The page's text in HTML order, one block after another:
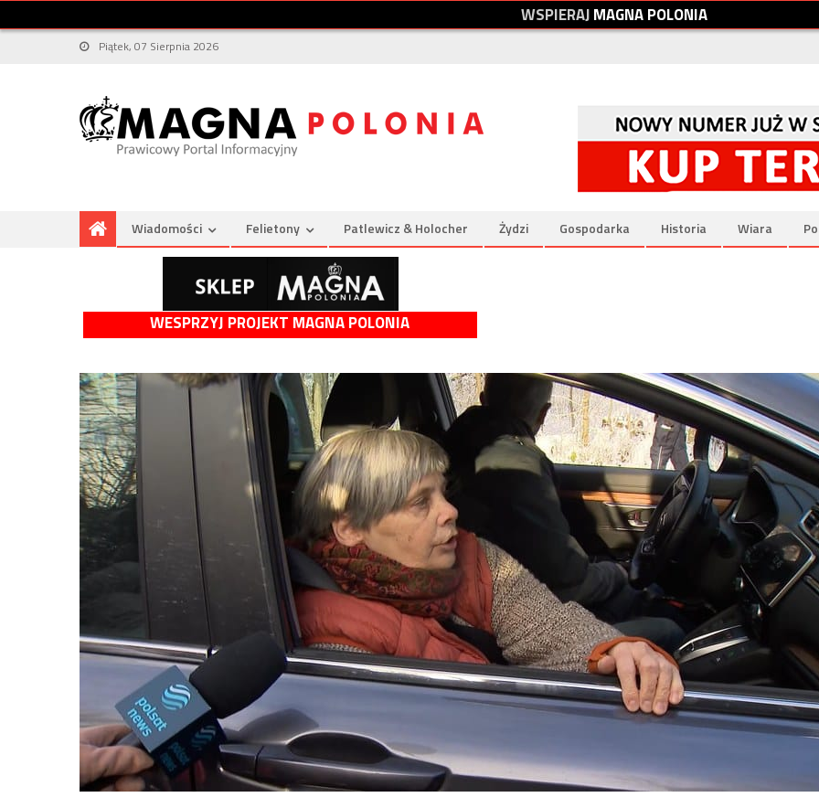
WSPIERAJMAGNAPOLONIA
Piątek, 07 Sierpnia 2026
Wiadomości Felietony Patlewicz & Holocher Żydzi Gospodarka Historia Wiara
WESPRZYJ PROJEKT MAGNA POLONIA